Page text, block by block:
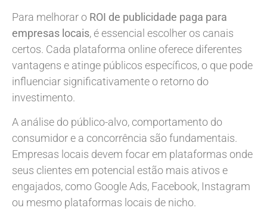
Para melhorar o ROI de publicidade paga para
empresas locais, é essencial escolher os canais
certos. Cada plataforma online oferece diferentes
vantagens e atinge públicos específicos, o que pode
influenciar significativamente o retorno do
investimento.
A análise do público-alvo, comportamento do
consumidor e a concorrência são fundamentais.
Empresas locais devem focar em plataformas onde
seus clientes em potencial estão mais ativos e
engajados, como Google Ads, Facebook, Instagram
ou mesmo plataformas locais de nicho.